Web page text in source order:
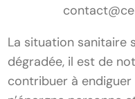
La situation sanitaire
dégradée, il est de
contribuer à